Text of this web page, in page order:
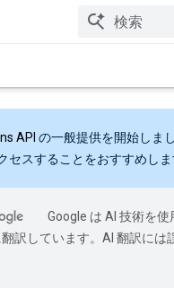
API の一般提供を開始しま
セスすることをおすすめしま
Google は AI 技術を
訳しています。AI 翻訳には